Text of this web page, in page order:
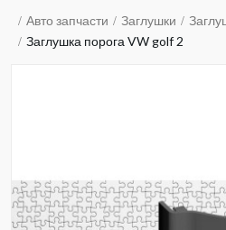
Авто запчасти Заглушки
Заглушка порога VW golf 2